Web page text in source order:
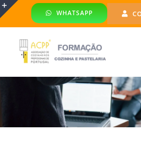
Skip
content
WHATSAPP
Bolsa Formadores
Cursos Profissionais
Toggle
Sliding
Area